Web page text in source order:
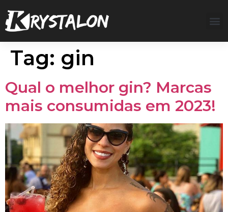
Tag: gin
Qual o melhor gin? Marcas
mais consumidas em 2023!